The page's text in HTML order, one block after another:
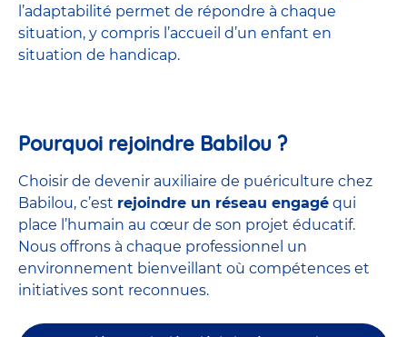
l’adaptabilité permet de répondre à chaque
situation, y compris l’accueil d’un enfant en
situation de handicap.
Pourquoi rejoindre Babilou ?
Choisir de devenir auxiliaire de puériculture chez
Babilou, c’est rejoindre un réseau engagé qui
place l’humain au cœur de son projet éducatif.
Nous offrons à chaque professionnel un
environnement bienveillant où compétences et
initiatives sont reconnues.